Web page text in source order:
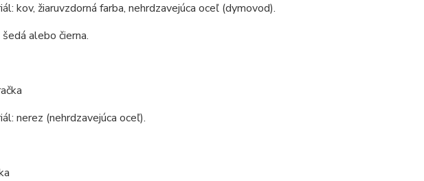
kov, žiaruvzdorná farba, nehrdzavejúca oceľ (dymovod).
šedá alebo čierna.
nerez (nehrdzavejúca oceľ).